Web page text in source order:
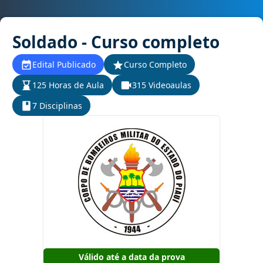
Soldado - Curso completo
Edital Publicado
Curso Completo
125 Horas de Aula
315 Videoaulas
7 Disciplinas
Válido até a data da prova